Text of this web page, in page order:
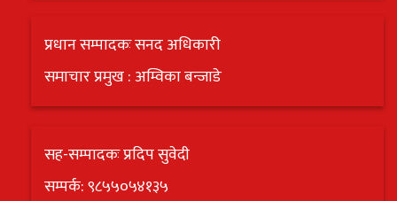
प्रधान सम्पादकः सनद अधिकारी
समाचार प्रमुख : अम्विका बन्जाडे
सह-सम्पादकः प्रदिप सुवेदी
सम्पर्क: ९८५५०५४१३५